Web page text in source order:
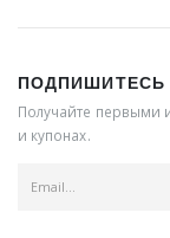
ПОДПИШИТЕСЬ
Получайте первыми
и купонах.